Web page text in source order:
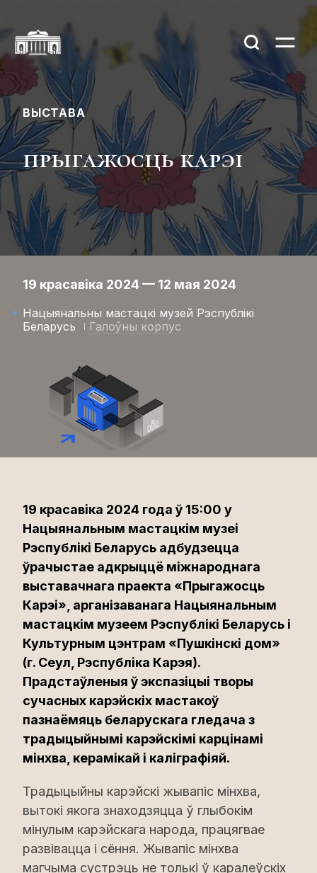
ВЫСТАВА
прыгажосць карэі
19 красавіка 2024 — 12 мая 2024
Нацыянальны мастацкі музей Рэспублікі
Беларусь
Галоўны корпус
19 красавіка 2024 года ў 15:00 у
Нацыянальным мастацкім музеі
Рэспублікі Беларусь адбудзецца
ўрачыстае адкрыццё міжнароднага
выставачнага праекта «Прыгажосць
Карэі», арганізаванага Нацыянальным
мастацкім музеем Рэспублікі Беларусь і
Культурным цэнтрам «Пушкінскі дом»
(г. Сеул, Рэспубліка Карэя).
Прадстаўленыя ў экспазіцыі творы
сучасных карэйскіх мастакоў
пазнаёмяць беларускага гледача з
традыцыйнымі карэйскімі карцінамі
мінхва, керамікай і каліграфіяй.
Традыцыйны карэйскі жывапіс мінхва,
вытокі якога знаходзяцца ў глыбокім
мінулым карэйскага народа, працягвае
развівацца і сёння. Жывапіс мінхва
магчыма сустрэць не толькі ў каралеўскіх